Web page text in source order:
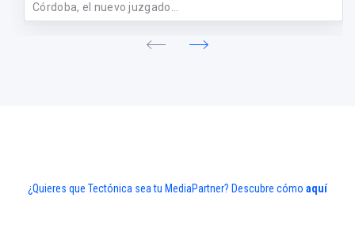
Córdoba, el nuevo juzgado...
¿Quieres que Tectónica sea tu MediaPartner? Descubre cómo aquí